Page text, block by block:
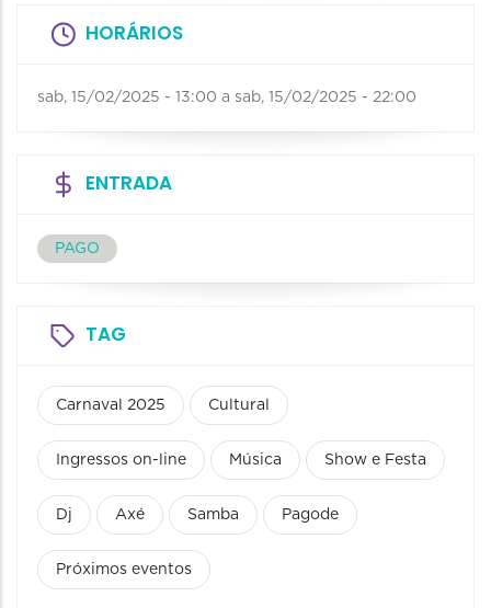
HORÁRIOS
sab, 15/02/2025 - 13:00 a sab, 15/02/2025 - 22:00
ENTRADA
PAGO
TAG
Carnaval 2025 Cultural
Ingressos on-line Música Show e Festa
Dj Axé Samba Pagode
Próximos eventos